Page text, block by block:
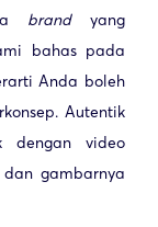
brandyang
bahas pada
Anda boleh
Autentik
dengan video
gambarnya